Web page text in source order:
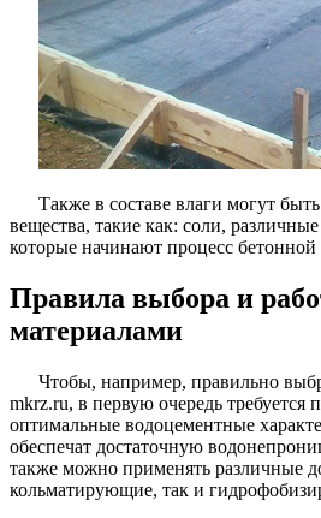
Также в составе влаги могут
вещества, такие как: соли,
которые начинают процесс бетонной
Правила выбора и
материалами
Чтобы, например, правильно
mkrz.ru, в первую очередь требуется
оптимальные водоцементные
обеспечат достаточную
также можно применять различные
кольматирующие, так и